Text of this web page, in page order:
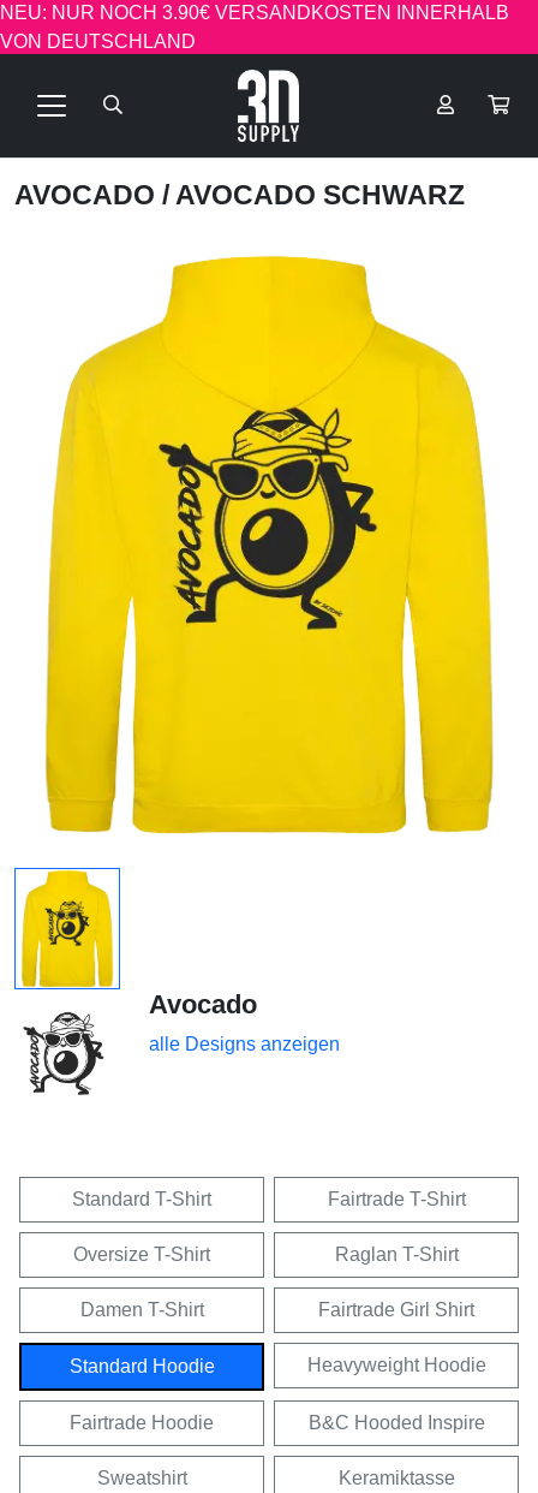
NEU: NUR NOCH 3.90€ VERSANDKOSTEN INNERHALB
VON DEUTSCHLAND
AVOCADO / AVOCADO SCHWARZ
Avocado
alle Designs anzeigen
Standard T-Shirt Fairtrade T-Shirt
Oversize T-Shirt Raglan T-Shirt
Damen T-Shirt Fairtrade Girl Shirt
Standard Hoodie Heavyweight Hoodie
Fairtrade Hoodie B&C Hooded Inspire
Sweatshirt Keramiktasse